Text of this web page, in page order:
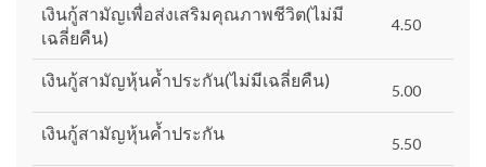
เงินกู้สามัญเพื่อส่งเสริมคุณภาพชีวิต(ไม่มี
เฉลี่ยคืน)
4.50
เงินกู้สามัญหุ้นค้ำประกัน(ไม่มีเฉลี่ยคืน)
5.00
เงินกู้สามัญหุ้นค้ำประกัน
5.50